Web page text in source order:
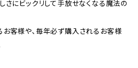
さにビックリして手放せなくなる魔法の
客様や、毎年必ず購入されるお客様